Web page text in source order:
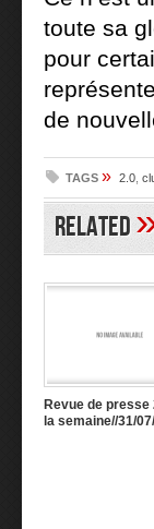
toute sa
pour
de
TAGS » 2.0
Related
Revue de presse
la semaine//31/